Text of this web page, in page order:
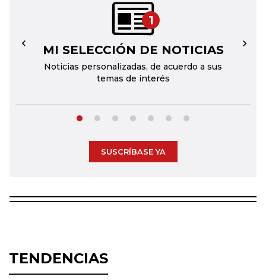
1
MI SELECCIÓN DE NOTICIAS
Noticias personalizadas, de acuerdo a sus
temas de interés
← →
SUSCRÍBASE YA
TENDENCIAS